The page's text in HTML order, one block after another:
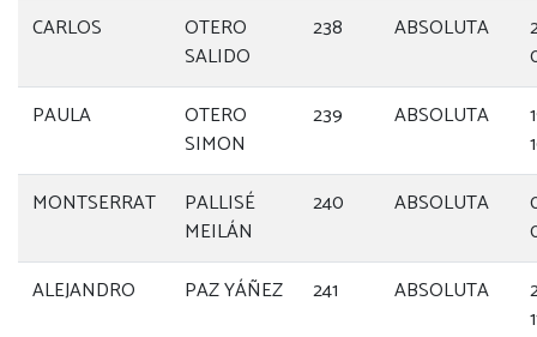
CARLOS
OTERO
SALIDO
238 ABSOLUTA
PAULA
OTERO
SIMON
239 ABSOLUTA
MONTSERRAT
PALLISÉ
MEILÁN
240 ABSOLUTA
ALEJANDRO
PAZ YÁÑEZ 241 ABSOLUTA